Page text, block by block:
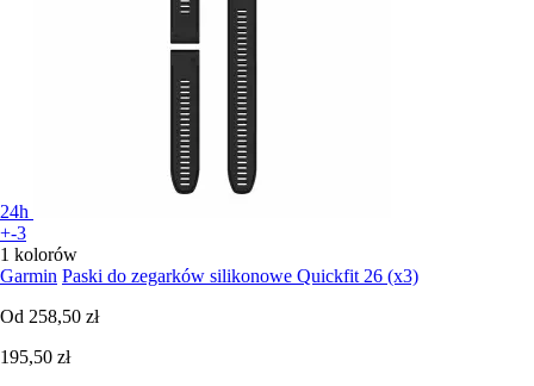
24h
+-3
1 kolorów
Garmin Paski do zegarków silikonowe Quickfit 26 (x3)
Od 258,50 zł
195,50 zł